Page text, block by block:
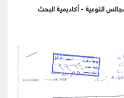
النوعية - أكاديمية البحث